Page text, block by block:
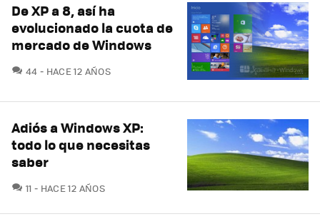
De XP a 8, así ha
evolucionado la cuota de
mercado de Windows
44 COMENTARIOS
HACE 12 AÑOS
Adiós a Windows XP:
todo lo que necesitas
saber
11 COMENTARIOS
HACE 12 AÑOS